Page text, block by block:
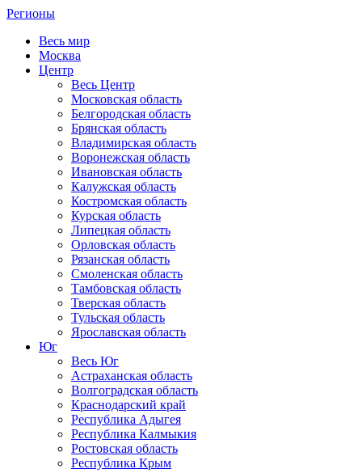
Регионы
Весь мир
Москва
Центр
Весь Центр
Московская область
Белгородская область
Брянская область
Владимирская область
Воронежская область
Ивановская область
Калужская область
Костромская область
Курская область
Липецкая область
Орловская область
Рязанская область
Смоленская область
Тамбовская область
Тверская область
Тульская область
Ярославская область
Юг
Весь Юг
Астраханская область
Волгоградская область
Краснодарский край
Республика Адыгея
Республика Калмыкия
Ростовская область
Республика Крым